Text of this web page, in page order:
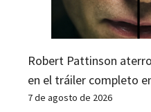
Robert Pattinson
en el tráiler completo
7 de agosto de 2026